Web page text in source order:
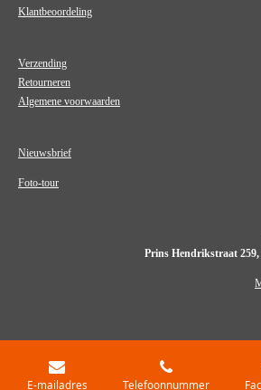
Klantbeoordeling
Verzending
Retourneren
Algemene voorwaarden
Nieuwsbrief
Foto-tour
Prins Hendrikstraat
E-mailadres Telefoonnummer